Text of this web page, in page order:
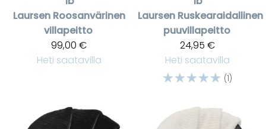
Laursen Roosanvärinen
villapeitto
99,00 €
Heti saatavilla
Laursen Ruskearaidallinen
puuvillapeitto
24,95 €
Heti saatavilla
☆☆☆☆☆ (1)